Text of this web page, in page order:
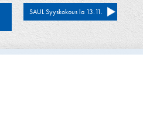
SAUL Syyskokous la 13.11.